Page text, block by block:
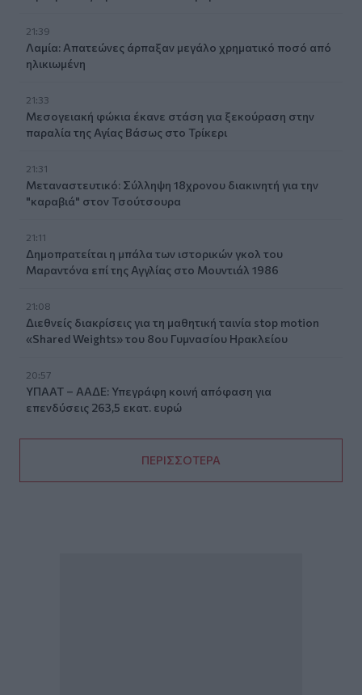
21:39
Λαμία: Απατεώνες άρπαξαν μεγάλο χρηματικό ποσό από
ηλικιωμένη
21:33
Μεσογειακή φώκια έκανε στάση για ξεκούραση στην
παραλία της Αγίας Βάσως στο Τρίκερι
21:31
Μεταναστευτικό: Σύλληψη 18χρονου διακινητή για την
"καραβιά" στον Τσούτσουρα
21:11
Δημοπρατείται η μπάλα των ιστορικών γκολ του
Μαραντόνα επί της Αγγλίας στο Μουντιάλ 1986
21:08
Διεθνείς διακρίσεις για τη μαθητική ταινία stop motion
«Shared Weights» του 8ου Γυμνασίου Ηρακλείου
20:57
ΥΠΑΑΤ – ΑΑΔΕ: Υπεγράφη κοινή απόφαση για
επενδύσεις 263,5 εκατ. ευρώ
ΠΕΡΙΣΣΟΤΕΡΑ